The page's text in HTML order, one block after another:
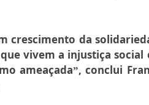
crescimento da
vivem a injustiça social
ameaçada”, conclui